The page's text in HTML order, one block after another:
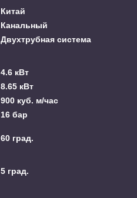
Китай
Канальный
Двухтрубная система
4.6 кВт
8.65 кВт
900 куб. м/час
16 бар
60 град.
5 град.